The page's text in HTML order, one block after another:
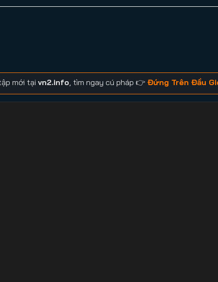
mới tại vn2.info, tìm ngay cú pháp 👉 Đứng Trên Đầu